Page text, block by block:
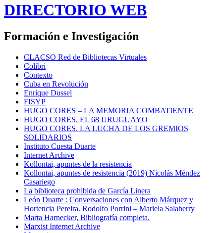
DIRECTORIO WEB
Formación e Investigación
CLACSO Red de Bibliotecas Virtuales
Colibri
Contexto
Cuba en Revolución
Enrique Dussel
FISYP
HUGO CORES – LA MEMORIA COMBATIENTE
HUGO CORES. EL 68 URUGUAYO
HUGO CORES. LA LUCHA DE LOS GREMIOS
SOLIDARIOS
Instituto Cuesta Duarte
Internet Archive
Kollontai, apuntes de la resistencia
Kollontai, apuntes de resistencia (2019) Nicolás Méndez
Casariego
La biblioteca prohibida de García Linera
León Duarte : Conversaciones con Alberto Márquez y
Hortencia Pereira. Rodolfo Porrini – Mariela Salaberry
Marta Harnecker, Bibliografía completa.
Marxist Internet Archive